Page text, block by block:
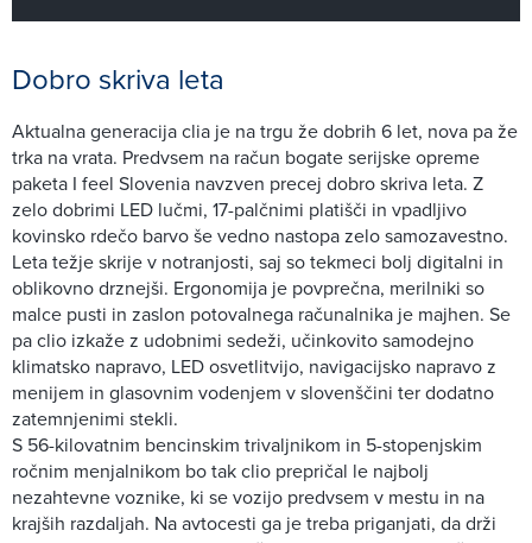
Dobro skriva leta
Aktualna generacija clia je na trgu že dobrih 6 let, nova pa že
trka na vrata. Predvsem na račun bogate serijske opreme
paketa I feel Slovenia navzven precej dobro skriva leta. Z
zelo dobrimi LED lučmi, 17-palčnimi platišči in vpadljivo
kovinsko rdečo barvo še vedno nastopa zelo samozavestno.
Leta težje skrije v notranjosti, saj so tekmeci bolj digitalni in
oblikovno drznejši. Ergonomija je povprečna, merilniki so
malce pusti in zaslon potovalnega računalnika je majhen. Se
pa clio izkaže z udobnimi sedeži, učinkovito samodejno
klimatsko napravo, LED osvetlitvijo, navigacijsko napravo z
menijem in glasovnim vodenjem v slovenščini ter dodatno
zatemnjenimi stekli.
S 56-kilovatnim bencinskim trivaljnikom in 5-stopenjskim
ročnim menjalnikom bo tak clio prepričal le najbolj
nezahtevne voznike, ki se vozijo predvsem v mestu in na
krajših razdaljah. Na avtocesti ga je treba priganjati, da drži